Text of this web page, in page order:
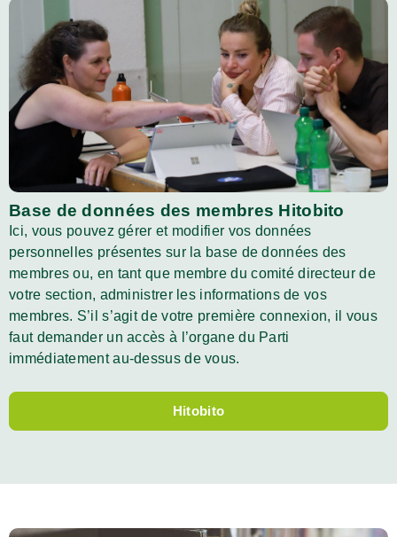
Base de données des membres Hitobito
Ici, vous pouvez gérer et modifier vos données
personnelles présentes sur la base de données des
membres ou, en tant que membre du comité directeur de
votre section, administrer les informations de vos
membres. S’il s’agit de votre première connexion, il vous
faut demander un accès à l’organe du Parti
immédiatement au-dessus de vous.
Hitobito